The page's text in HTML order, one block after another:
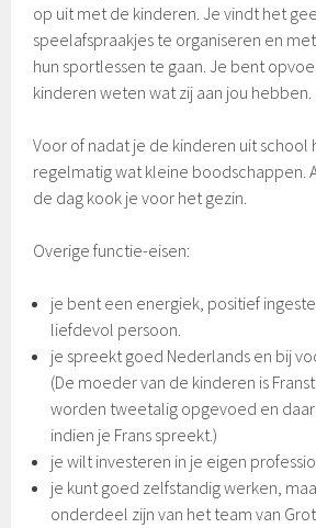
op uit met de kinderen. Je vindt het
speelafspraakjes te organiseren en
hun sportlessen te gaan. Je bent
kinderen weten wat zij aan jou hebben.
Voor of nadat je de kinderen uit school
regelmatig wat kleine boodschappen.
de dag kook je voor het gezin.
Overige functie-eisen:
je bent een energiek, positief
liefdevol persoon.
je spreekt goed Nederlands en bij
(De moeder van de kinderen is
worden tweetalig opgevoed en
indien je Frans spreekt.)
je wilt investeren in je eigen
je kunt goed zelfstandig werken,
onderdeel zijn van het team van